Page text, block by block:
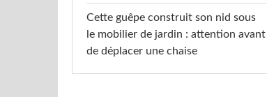
Cette guêpe construit son nid sous
le mobilier de jardin : attention avant
de déplacer une chaise